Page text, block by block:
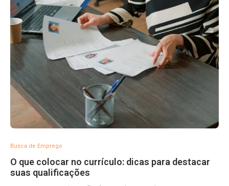
Busca de Emprego
O que colocar no currículo: dicas para destacar
suas qualificações